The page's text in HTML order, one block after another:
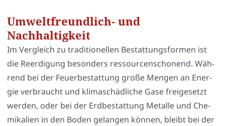
Umweltfreundlich- und
Nachhaltigkeit
Im Ver­gleich zu tra­di­tio­nel­len Bestat­tungs­for­men ist
die Reer­di­gung beson­ders res­sour­cen­scho­nend. Wäh­
rend bei der Feu­er­be­stat­tung gro­ße Men­gen an Ener­
gie ver­braucht und kli­ma­schäd­li­che Gase frei­ge­setzt
wer­den, oder bei der Erd­be­stat­tung Metal­le und Che­
mi­ka­li­en in den Boden gelan­gen kön­nen, bleibt bei der